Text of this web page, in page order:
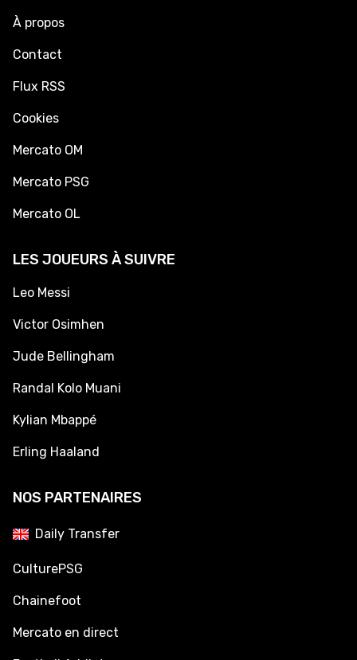
À propos
Contact
Flux RSS
Cookies
Mercato OM
Mercato PSG
Mercato OL
LES JOUEURS À SUIVRE
Leo Messi
Victor Osimhen
Jude Bellingham
Randal Kolo Muani
Kylian Mbappé
Erling Haaland
NOS PARTENAIRES
Daily Transfer
CulturePSG
Chainefoot
Mercato en direct